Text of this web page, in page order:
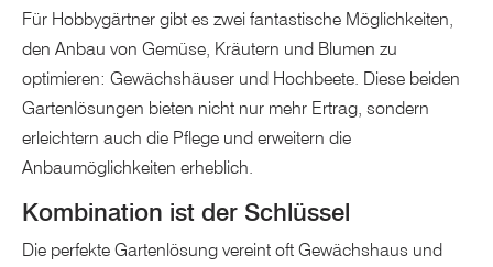
Für Hobbygärtner gibt es zwei fantastische Möglichkeiten,
den Anbau von Gemüse, Kräutern und Blumen zu
optimieren: Gewächshäuser und Hochbeete. Diese beiden
Gartenlösungen bieten nicht nur mehr Ertrag, sondern
erleichtern auch die Pflege und erweitern die
Anbaumöglichkeiten erheblich.
Kombination ist der Schlüssel
Die perfekte Gartenlösung vereint oft Gewächshaus und